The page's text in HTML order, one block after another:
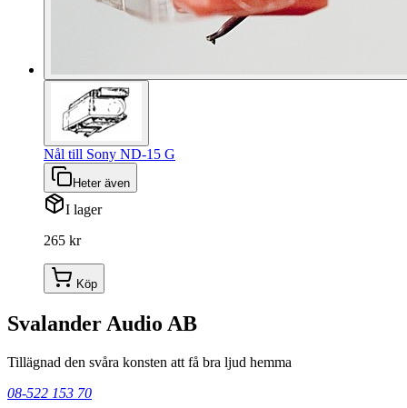
Nål till Sony ND-15 G
Heter även
I lager
265 kr
Köp
Svalander Audio AB
Tillägnad den svåra konsten att få bra ljud hemma
08-522 153 70